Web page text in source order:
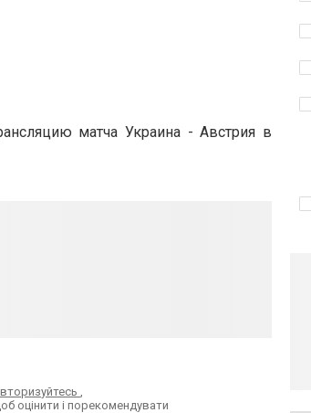
матча Украина - Австрия в
,
оцінити і порекомендувати